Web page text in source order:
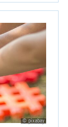
© pixabay